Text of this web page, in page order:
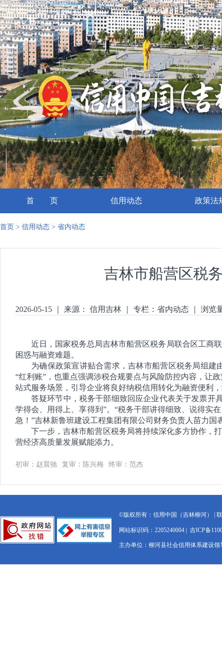
首 页 信用动态 政策法
首页 > 信用动态 > 省内动态
吉林市船营区税
2026-05-15 来源： 信用吉林 专栏： 省内动态 浏览
近日，国家税务总局吉林市船营区税务局联合区工商
困惑与融资难题。
为确保政策宣讲贴合需求，吉林市船营区税务局组
“红利账”，也重点强调涉税合规要点与风险防控内容，让
站式服务场景，引导企业将良好纳税信用转化为融资便利
答疑环节中，税务干部细致回应企业代表关于发票开
学得会、用得上、享得到”。“税务干部讲得细致、说得实
急！”吉林新鲁班建设工程集团有限公司财务负责人苗力国
下一步，吉林市船营区税务局将持续深化多方协作，
营经济高质量发展赋能添力。
初审：赵晨驰 复审：陈兴梅 终审：范杰
©版权所有：信用中国（吉林柳河） |
网站标识码：2205240004 | 吉ICP备
主办单位：柳河县社会信用体系建设